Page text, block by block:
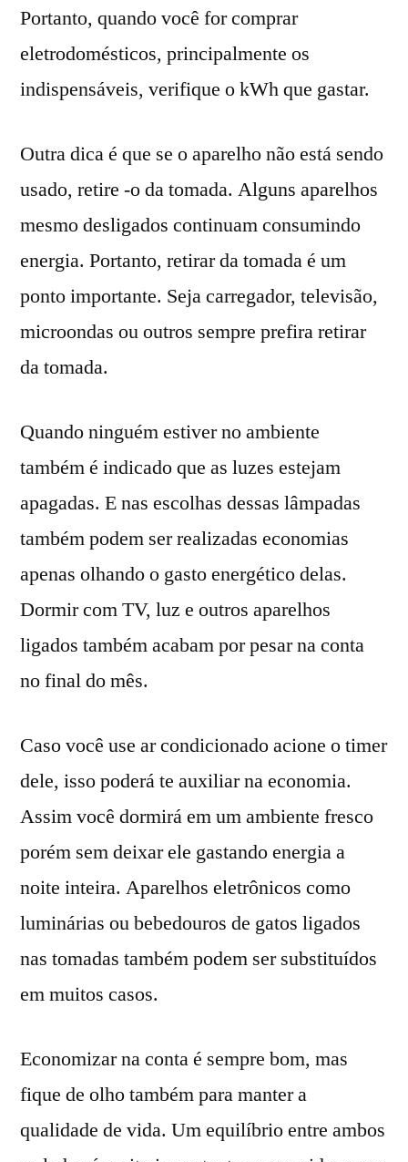
Portanto, quando você for comprar
eletrodomésticos, principalmente os
indispensáveis, verifique o kWh que gastar.
Outra dica é que se o aparelho não está sendo
usado, retire -o da tomada. Alguns aparelhos
mesmo desligados continuam consumindo
energia. Portanto, retirar da tomada é um
ponto importante. Seja carregador, televisão,
microondas ou outros sempre prefira retirar
da tomada.
Quando ninguém estiver no ambiente
também é indicado que as luzes estejam
apagadas. E nas escolhas dessas lâmpadas
também podem ser realizadas economias
apenas olhando o gasto energético delas.
Dormir com TV, luz e outros aparelhos
ligados também acabam por pesar na conta
no final do mês.
Caso você use ar condicionado acione o timer
dele, isso poderá te auxiliar na economia.
Assim você dormirá em um ambiente fresco
porém sem deixar ele gastando energia a
noite inteira. Aparelhos eletrônicos como
luminárias ou bebedouros de gatos ligados
nas tomadas também podem ser substituídos
em muitos casos.
Economizar na conta é sempre bom, mas
fique de olho também para manter a
qualidade de vida. Um equilíbrio entre ambos